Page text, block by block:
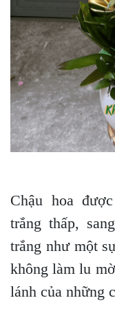
Chậu hoa
trắng thấp,
trắng như một
không làm lu
lánh của những